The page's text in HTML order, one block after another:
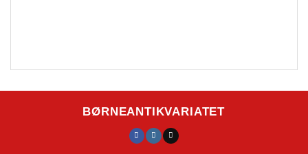
BØRNEANTIKVARIATET